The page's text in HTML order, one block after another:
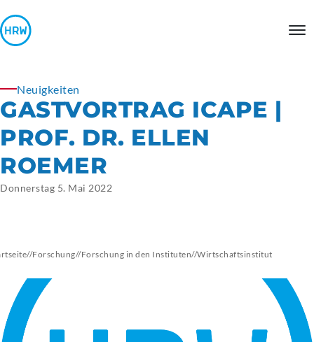
Neuigkeiten
GASTVORTRAG ICAPE |
PROF. DR. ELLEN
ROEMER
Donnerstag 5. Mai 2022
//Forschung//Forschung in den Instituten//Wirtschaftsinstitut